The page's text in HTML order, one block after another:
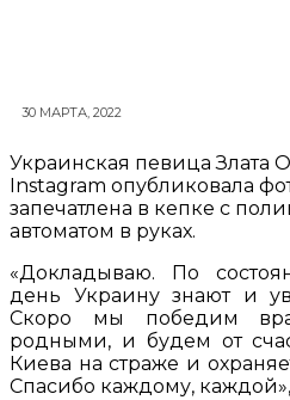
30 МАРТА, 2022
Украинская певица Злата
Instagram опубликовала
запечатлена в кепке с
автоматом в руках.
«Докладываю. По
день Украину знают и
Скоро мы победим
родными, и будем от
Киева на страже и
Спасибо каждому,